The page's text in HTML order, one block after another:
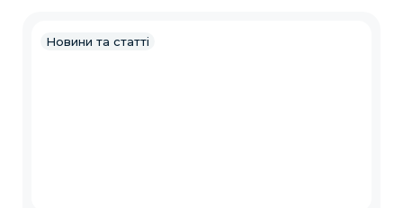
Новини та статті